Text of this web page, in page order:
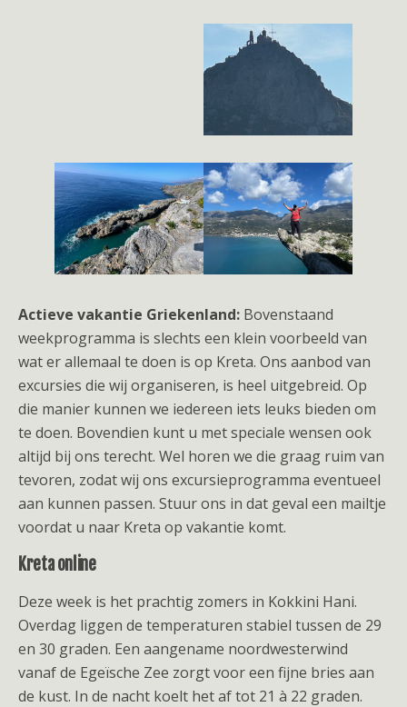
Actieve vakantie Griekenland: Bovenstaand
weekprogramma is slechts een klein voorbeeld van
wat er allemaal te doen is op Kreta. Ons aanbod van
excursies die wij organiseren, is heel uitgebreid. Op
die manier kunnen we iedereen iets leuks bieden om
te doen. Bovendien kunt u met speciale wensen ook
altijd bij ons terecht. Wel horen we die graag ruim van
tevoren, zodat wij ons excursieprogramma eventueel
aan kunnen passen. Stuur ons in dat geval een mailtje
voordat u naar Kreta op vakantie komt.
Kreta online
Deze week is het prachtig zomers in Kokkini Hani.
Overdag liggen de temperaturen stabiel tussen de 29
en 30 graden. Een aangename noordwesterwind
vanaf de Egeïsche Zee zorgt voor een fijne bries aan
de kust. In de nacht koelt het af tot 21 à 22 graden.